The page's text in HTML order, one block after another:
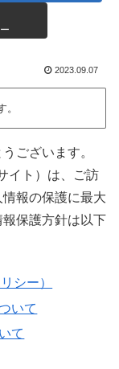
2023.09.07
ございます。
イト）は、ご訪
報の保護に最大
保護方針は以下
シー）
いて
て